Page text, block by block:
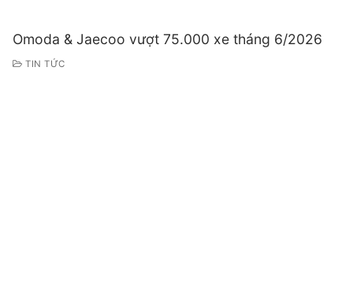
Omoda & Jaecoo vượt 75.000 xe tháng 6/2026
TIN TỨC